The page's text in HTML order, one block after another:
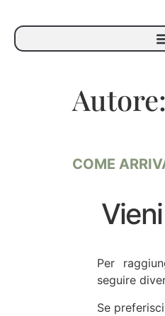
Autore:
COME
Per
seguire
Se